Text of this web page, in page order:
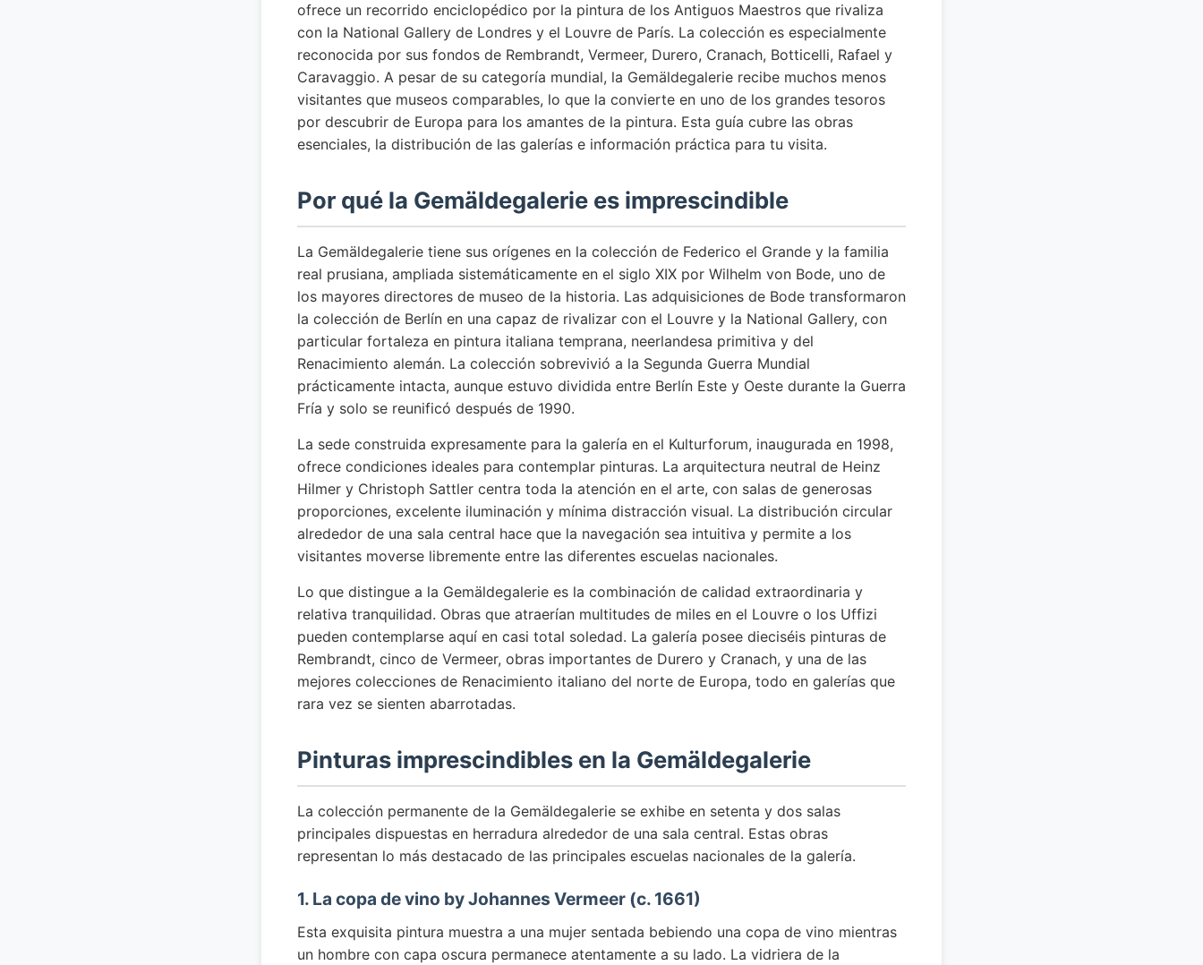
ofrece un recorrido enciclopédico por la pintura de los Antiguos Maestros que rivaliza
con la National Gallery de Londres y el Louvre de París. La colección es especialmente
reconocida por sus fondos de Rembrandt, Vermeer, Durero, Cranach, Botticelli, Rafael y
Caravaggio. A pesar de su categoría mundial, la Gemäldegalerie recibe muchos menos
visitantes que museos comparables, lo que la convierte en uno de los grandes tesoros
por descubrir de Europa para los amantes de la pintura. Esta guía cubre las obras
esenciales, la distribución de las galerías e información práctica para tu visita.
Por qué la Gemäldegalerie es imprescindible
La Gemäldegalerie tiene sus orígenes en la colección de Federico el Grande y la familia
real prusiana, ampliada sistemáticamente en el siglo XIX por Wilhelm von Bode, uno de
los mayores directores de museo de la historia. Las adquisiciones de Bode transformaron
la colección de Berlín en una capaz de rivalizar con el Louvre y la National Gallery, con
particular fortaleza en pintura italiana temprana, neerlandesa primitiva y del
Renacimiento alemán. La colección sobrevivió a la Segunda Guerra Mundial
prácticamente intacta, aunque estuvo dividida entre Berlín Este y Oeste durante la Guerra
Fría y solo se reunificó después de 1990.
La sede construida expresamente para la galería en el Kulturforum, inaugurada en 1998,
ofrece condiciones ideales para contemplar pinturas. La arquitectura neutral de Heinz
Hilmer y Christoph Sattler centra toda la atención en el arte, con salas de generosas
proporciones, excelente iluminación y mínima distracción visual. La distribución circular
alrededor de una sala central hace que la navegación sea intuitiva y permite a los
visitantes moverse libremente entre las diferentes escuelas nacionales.
Lo que distingue a la Gemäldegalerie es la combinación de calidad extraordinaria y
relativa tranquilidad. Obras que atraerían multitudes de miles en el Louvre o los Uffizi
pueden contemplarse aquí en casi total soledad. La galería posee dieciséis pinturas de
Rembrandt, cinco de Vermeer, obras importantes de Durero y Cranach, y una de las
mejores colecciones de Renacimiento italiano del norte de Europa, todo en galerías que
rara vez se sienten abarrotadas.
Pinturas imprescindibles en la Gemäldegalerie
La colección permanente de la Gemäldegalerie se exhibe en setenta y dos salas
principales dispuestas en herradura alrededor de una sala central. Estas obras
representan lo más destacado de las principales escuelas nacionales de la galería.
1. La copa de vino by Johannes Vermeer (c. 1661)
Esta exquisita pintura muestra a una mujer sentada bebiendo una copa de vino mientras
un hombre con capa oscura permanece atentamente a su lado. La vidriera de la